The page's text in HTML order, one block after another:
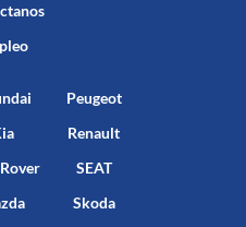
Peugeot
Renault
SEAT
Skoda